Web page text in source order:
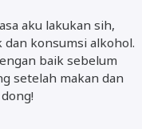
aku lakukan sih,
konsumsi alkohol.
baik sebelum
setelah makan dan